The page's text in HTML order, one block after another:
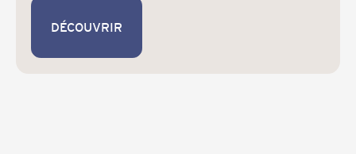
DÉCOUVRIR
DÉCOUVRIR